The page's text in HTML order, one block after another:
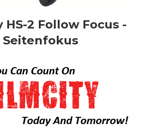
HS-2 Follow Focus -
Seitenfokus